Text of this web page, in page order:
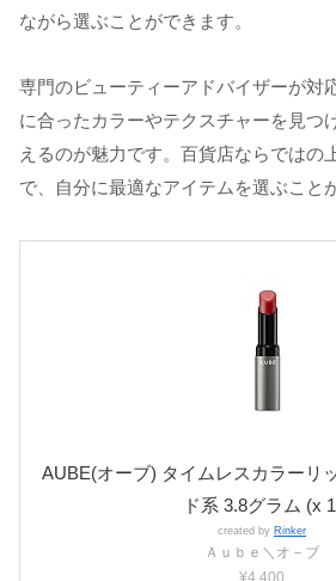
ながら選ぶことができます。
専門のビューティーアドバイザーが対
に合ったカラーやテクスチャーを見つ
えるのが魅力です。百貨店ならではの
で、自分に最適なアイテムを選ぶこと
AUBE(オーブ) タイムレスカラーリ
ド系 3.8グラム (x
created by Rinker
Ａｕｂｅ＼オ－ブ